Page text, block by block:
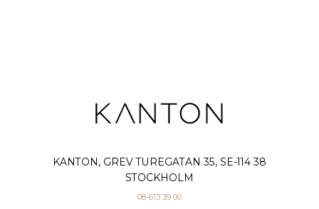
KANTON, GREV TUREGATAN 35, SE-114 38
STOCKHOLM
08-613 39 00